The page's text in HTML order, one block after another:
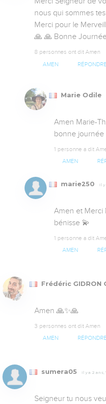
nous qui sommes
Merci pour le
🙏 🙏 Bonne
8 personnes ont dit Amen
AMEN RÉPONDRE
Marie Odile
Amen Marie-
bonne
1 personne a dit
AMEN
marie250 Il y
Amen et Merci
bénisse 💫
1 personne a dit
AMEN
Frédéric GIDRON
Amen 🙏✨🙏
3 personnes ont dit Amen
AMEN RÉPONDRE
sumera05 Il y a 2 ans,
Seigneur tu nous